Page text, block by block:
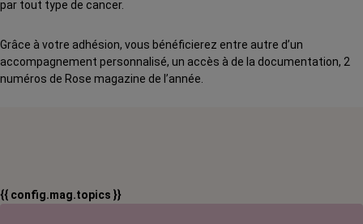
par tout type de cancer.
Grâce à votre adhésion, vous bénéficierez entre autre d’un
accompagnement personnalisé, un accès à de la documentation, 2
numéros de Rose magazine de l’année.
{{ config.mag.topics }}